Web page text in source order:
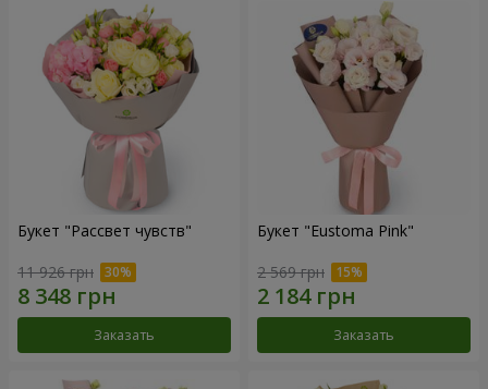
Букет "Рассвет чувств"
11 926 грн
Заказать
Букет "Eustoma Pink"
2 569 грн
Заказать